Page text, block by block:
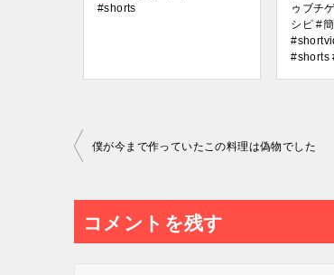
#shorts
ゥブチ
シピ #
#shorts
投
ナ
ビ
僕が今まで作っていたこの料理は偽物でした
コメントを残す